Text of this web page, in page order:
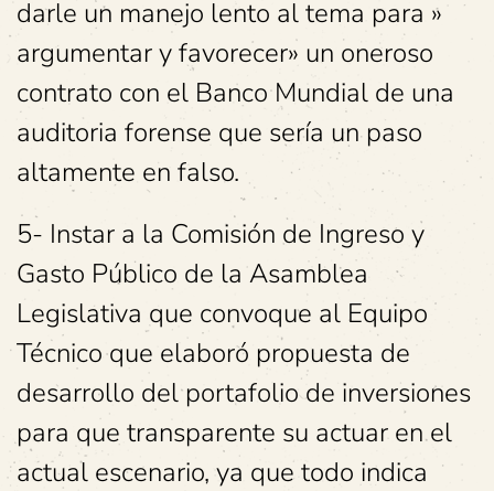
darle un manejo lento al tema para »
argumentar y favorecer» un oneroso
contrato con el Banco Mundial de una
auditoria forense que sería un paso
altamente en falso.
5- Instar a la Comisión de Ingreso y
Gasto Público de la Asamblea
Legislativa que convoque al Equipo
Técnico que elaboró propuesta de
desarrollo del portafolio de inversiones
para que transparente su actuar en el
actual escenario, ya que todo indica